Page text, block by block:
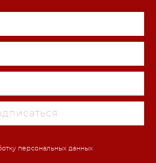
персональных данных